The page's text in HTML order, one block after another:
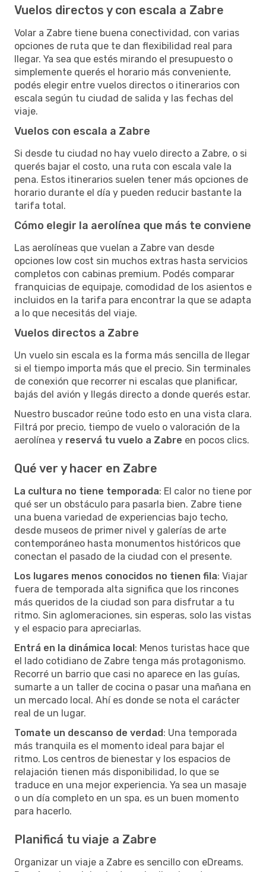
Vuelos directos y con escala a Zabre
Volar a Zabre tiene buena conectividad, con varias
opciones de ruta que te dan flexibilidad real para
llegar. Ya sea que estés mirando el presupuesto o
simplemente querés el horario más conveniente,
podés elegir entre vuelos directos o itinerarios con
escala según tu ciudad de salida y las fechas del
viaje.
Vuelos con escala a Zabre
Si desde tu ciudad no hay vuelo directo a Zabre, o si
querés bajar el costo, una ruta con escala vale la
pena. Estos itinerarios suelen tener más opciones de
horario durante el día y pueden reducir bastante la
tarifa total.
Cómo elegir la aerolínea que más te conviene
Las aerolíneas que vuelan a Zabre van desde
opciones low cost sin muchos extras hasta servicios
completos con cabinas premium. Podés comparar
franquicias de equipaje, comodidad de los asientos e
incluidos en la tarifa para encontrar la que se adapta
a lo que necesitás del viaje.
Vuelos directos a Zabre
Un vuelo sin escala es la forma más sencilla de llegar
si el tiempo importa más que el precio. Sin terminales
de conexión que recorrer ni escalas que planificar,
bajás del avión y llegás directo a donde querés estar.
Nuestro buscador reúne todo esto en una vista clara.
Filtrá por precio, tiempo de vuelo o valoración de la
aerolínea y reservá tu vuelo a Zabre en pocos clics.
Qué ver y hacer en Zabre
La cultura no tiene temporada: El calor no tiene por
qué ser un obstáculo para pasarla bien. Zabre tiene
una buena variedad de experiencias bajo techo,
desde museos de primer nivel y galerías de arte
contemporáneo hasta monumentos históricos que
conectan el pasado de la ciudad con el presente.
Los lugares menos conocidos no tienen fila: Viajar
fuera de temporada alta significa que los rincones
más queridos de la ciudad son para disfrutar a tu
ritmo. Sin aglomeraciones, sin esperas, solo las vistas
y el espacio para apreciarlas.
Entrá en la dinámica local: Menos turistas hace que
el lado cotidiano de Zabre tenga más protagonismo.
Recorré un barrio que casi no aparece en las guías,
sumarte a un taller de cocina o pasar una mañana en
un mercado local. Ahí es donde se nota el carácter
real de un lugar.
Tomate un descanso de verdad: Una temporada
más tranquila es el momento ideal para bajar el
ritmo. Los centros de bienestar y los espacios de
relajación tienen más disponibilidad, lo que se
traduce en una mejor experiencia. Ya sea un masaje
o un día completo en un spa, es un buen momento
para hacerlo.
Planificá tu viaje a Zabre
Organizar un viaje a Zabre es sencillo con eDreams.